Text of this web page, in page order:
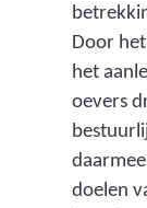
Door
het
oevers
doelen